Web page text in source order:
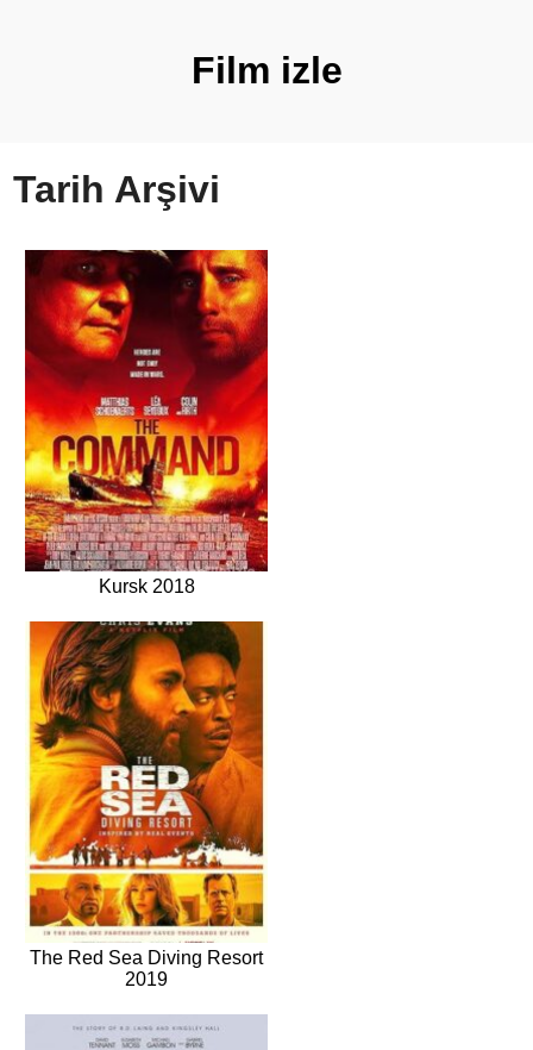
Film izle
Tarih Arşivi
Kursk 2018
The Red Sea Diving Resort
2019